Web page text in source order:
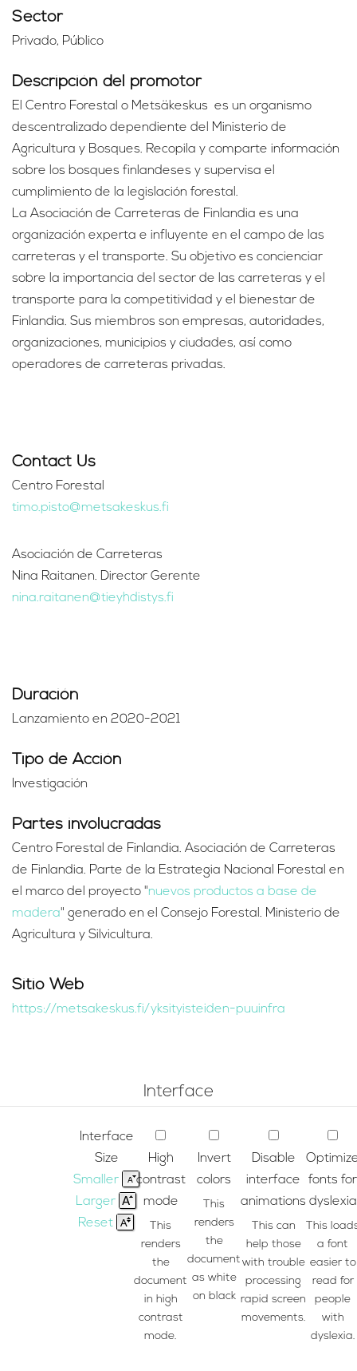
Sector
Privado, Público
Descripción del promotor
El Centro Forestal o Metsäkeskus es un organismo
descentralizado dependiente del Ministerio de
Agricultura y Bosques. Recopila y comparte información
sobre los bosques finlandeses y supervisa el
cumplimiento de la legislación forestal.
La Asociación de Carreteras de Finlandia es una
organización experta e influyente en el campo de las
carreteras y el transporte. Su objetivo es concienciar
sobre la importancia del sector de las carreteras y el
transporte para la competitividad y el bienestar de
Finlandia. Sus miembros son empresas, autoridades,
organizaciones, municipios y ciudades, así como
operadores de carreteras privadas.
Contact Us
Centro Forestal
timo.pisto@metsakeskus.fi
Asociación de Carreteras
Nina Raitanen. Director Gerente
nina.raitanen@tieyhdistys.fi
Duración
Lanzamiento en 2020-2021
Tipo de Acción
Investigación
Partes involucradas
Centro Forestal de Finlandia. Asociación de Carreteras
de Finlandia. Parte de la Estrategia Nacional Forestal en
el marco del proyecto "nuevos productos a base de
madera" generado en el Consejo Forestal. Ministerio de
Agricultura y Silvicultura.
Sitio Web
https://metsakeskus.fi/yksityisteiden-puuinfra
Interface
Interface
Size
Smaller
Larger
Reset
High
contrast
mode
This
renders
the
document
in high
contrast
mode.
Invert
colors
This
renders
the
document
as white
on black
Disable
interface
animations
This can
help those
with trouble
processing
rapid screen
movements.
fonts for
dyslexia
This
a font
easier to
read for
people
with
dyslexia.